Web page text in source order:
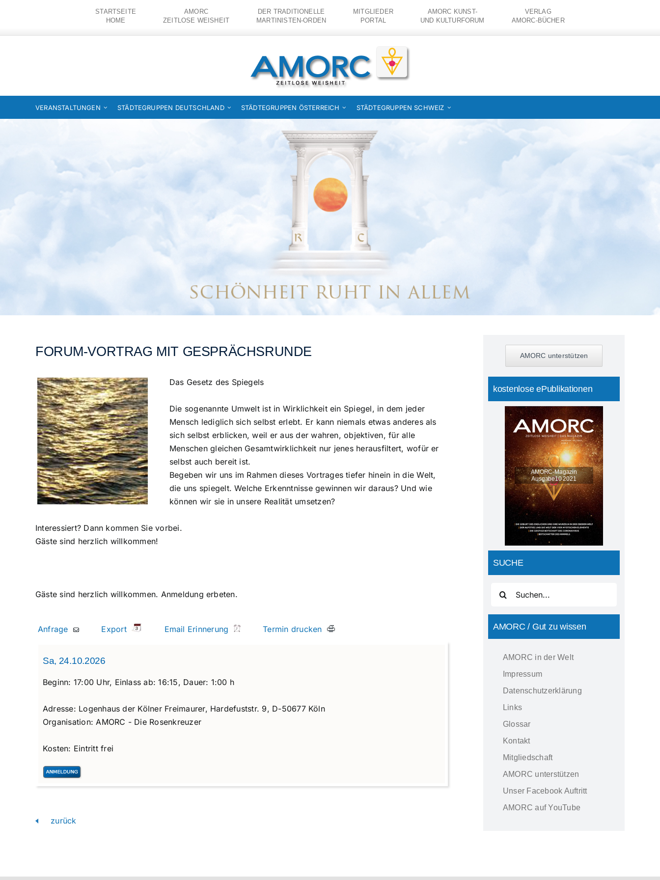
STARTSEITE
HOME
AMORC
ZEITLOSE WEISHEIT
DER TRADITIONELLE
MARTINISTEN-ORDEN
MITGLIEDER
PORTAL
AMORC KUNST-
UND KULTURFORUM
VERLAG
AMORC-BÜCHER
VERANSTALTUNGEN STÄDTEGRUPPEN DEUTSCHLAND STÄDTEGRUPPEN ÖSTERREICH STÄDTEGRUPPEN SCHWEIZ
FORUM-VORTRAG MIT GESPRÄCHSRUNDE
Das Gesetz des Spiegels
Die sogenannte Umwelt ist in Wirklichkeit ein Spiegel, in dem jeder
Mensch lediglich sich selbst erlebt. Er kann niemals etwas anderes als
sich selbst erblicken, weil er aus der wahren, objektiven, für alle
Menschen gleichen Gesamtwirklichkeit nur jenes herausfiltert, wofür er
selbst auch bereit ist.
Begeben wir uns im Rahmen dieses Vortrages tiefer hinein in die Welt,
die uns spiegelt. Welche Erkenntnisse gewinnen wir daraus? Und wie
können wir sie in unsere Realität umsetzen?
Interessiert? Dann kommen Sie vorbei.
Gäste sind herzlich willkommen!
Gäste sind herzlich willkommen. Anmeldung erbeten.
Anfrage Export Email Erinnerung Termin drucken
Sa, 24.10.2026
Beginn: 17:00 Uhr, Einlass ab: 16:15, Dauer: 1:00 h
Adresse: Logenhaus der Kölner Freimaurer, Hardefuststr. 9, D-50677 Köln
Organisation: AMORC - Die Rosenkreuzer
Kosten: Eintritt frei
zurück
AMORC unterstützen
kostenlose ePublikationen
SUCHE
nach:
AMORC / Gut zu wissen
AMORC in der Welt
Impressum
Datenschutzerklärung
Links
Glossar
Kontakt
Mitgliedschaft
AMORC unterstützen
Unser Facebook Auftritt
AMORC auf YouTube